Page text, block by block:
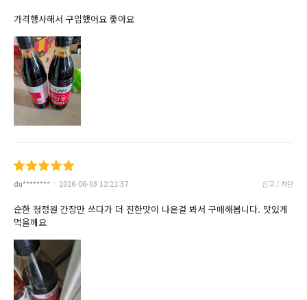
가격행사해서 구입했어요 좋아요
du******** 2026-06-03 12:21:37 신고 / 차단
순한 청정원 간장만 쓰다가 더 진한맛이 나온걸 봐서 구매해봅니다. 맛있게
먹을께요